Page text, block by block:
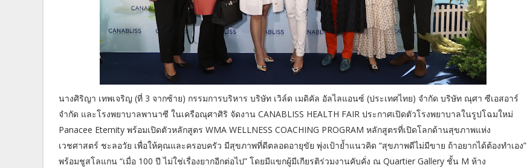
นางศิริญา เทพเจริญ (ที่ 3 จากซ้าย) กรรมการบริหาร บริษัท เวิล์ด เมดิคัล อัลไลแอนซ์ (ประเทศไทย) จำกัด บริษัท ณุศา ซีเอสอาร์
จำกัด และโรงพยาบาลพานาซี ในเครือณุศาศิริ จัดงาน CANABLISS HEALTH FAIR ประกาศเปิดตัวโรงพยาบาลในรูปโฉมใหม่
Panacee Eternity พร้อมเปิดตัวหลักสูตร WMA WELLNESS COACHING PROGRAM หลักสูตรที่เปิดโลกด้านสุขภาพแห่ง
เวชศาสตร์ ชะลอวัย เพื่อให้คุณและครอบครัว มีสุขภาพที่ดีตลอดอายุขัย พุ่งเป้าย้ำแนวคิด “สุขภาพดีไม่มีขาย ถ้าอยากได้ต้องทำเอง”
พร้อมชูสโลแกน “เมื่อ 100 ปี ไม่ใช่เรื่องยากอีกต่อไป” โดยมีแขกผู้มีเกียรติร่วมงานคับคั่ง ณ Quartier Gallery ชั้น M ห้าง